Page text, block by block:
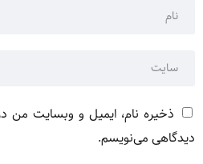
ذخیره نام، ایمیل و وبسایت من
دیدگاهی می‌نویسم.